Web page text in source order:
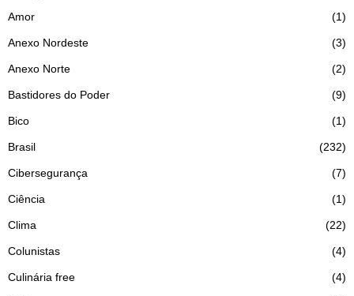
Amor 1
Anexo Nordeste 3
Anexo Norte 2
Bastidores do Poder 9
Bico 1
Brasil 232
Cibersegurança 7
Ciência 1
Clima 22
Colunistas 4
Culinária free 4